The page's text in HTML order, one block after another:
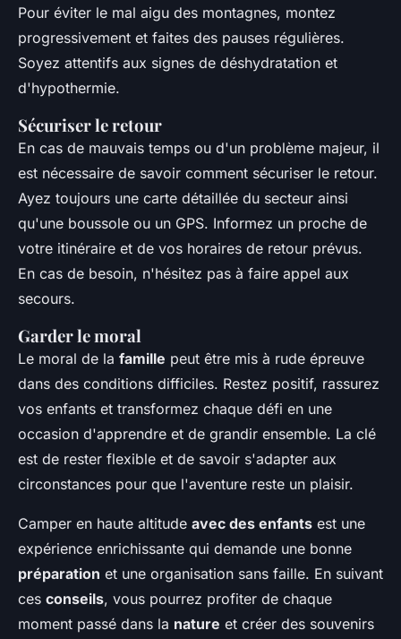
Pour éviter le mal aigu des montagnes, montez
progressivement et faites des pauses régulières.
Soyez attentifs aux signes de déshydratation et
d'hypothermie.
Sécuriser le retour
En cas de mauvais temps ou d'un problème majeur, il
est nécessaire de savoir comment sécuriser le retour.
Ayez toujours une carte détaillée du secteur ainsi
qu'une boussole ou un GPS. Informez un proche de
votre itinéraire et de vos horaires de retour prévus.
En cas de besoin, n'hésitez pas à faire appel aux
secours.
Garder le moral
Le moral de la famille peut être mis à rude épreuve
dans des conditions difficiles. Restez positif, rassurez
vos enfants et transformez chaque défi en une
occasion d'apprendre et de grandir ensemble. La clé
est de rester flexible et de savoir s'adapter aux
circonstances pour que l'aventure reste un plaisir.
Camper en haute altitude avec des enfants est une
expérience enrichissante qui demande une bonne
préparation et une organisation sans faille. En suivant
ces conseils, vous pourrez profiter de chaque
moment passé dans la nature et créer des souvenirs